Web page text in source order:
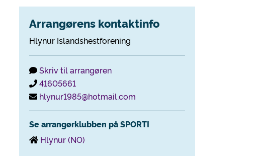
Arrangørens kontaktinfo
Hlynur Islandshestforening
Skriv til arrangøren
41605661
hlynur1985@hotmail.com
Se arrangørklubben på SPORTI
Hlynur (NO)